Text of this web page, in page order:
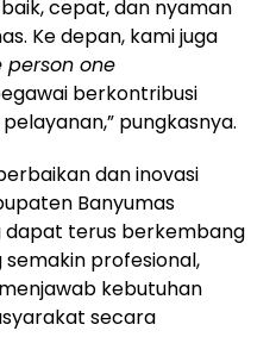
cepat, dan nyaman
Ke depan, kami juga
person one
berkontribusi
pungkasnya.
dan inovasi
Banyumas
dapat terus berkembang
profesional,
kebutuhan
secara